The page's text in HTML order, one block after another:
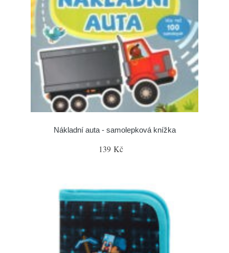
Nákladní auta - samolepková knížka
139 Kč